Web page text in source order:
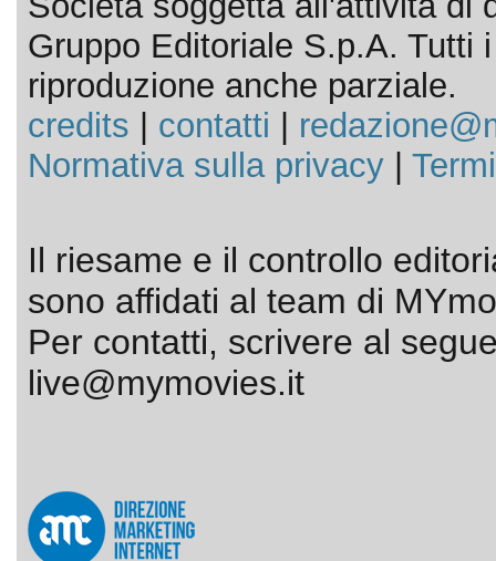
Gruppo Editoriale S.p.A. Tutti
riproduzione anche parziale.
credits
contatti
Normativa sulla privacy|
Il riesame e il controllo
sono affidati al team di
Per contatti, scrivere al
live@mymovies.it